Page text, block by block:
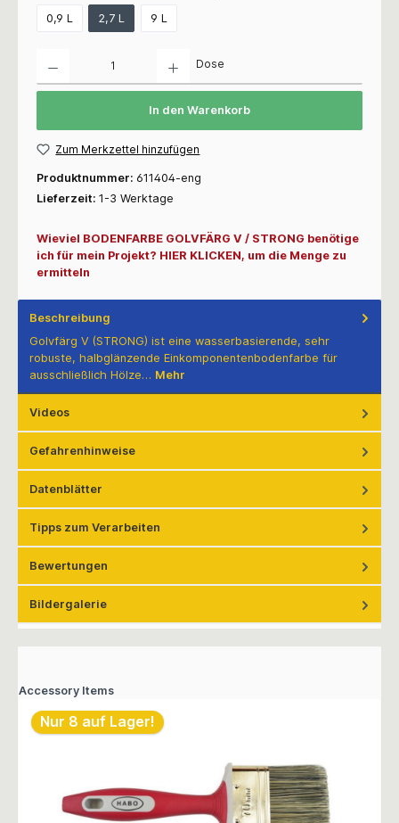
0,9 L 2,7 L 9 L
Dose
In den Warenkorb
Zum Merkzettel hinzufügen
Produktnummer: 611404-eng
Lieferzeit: 1-3 Werktage
Wieviel BODENFARBE GOLVFÄRG V / STRONG benötige
ich für mein Projekt? HIER KLICKEN, um die Menge zu
ermitteln
Beschreibung
Golvfärg V (STRONG) ist eine wasserbasierende, sehr
robuste, halbglänzende Einkomponentenbodenfarbe für
ausschließlich Hölze… Mehr
Videos
Gefahrenhinweise
Datenblätter
Tipps zum Verarbeiten
Bewertungen
Bildergalerie
Accessory Items
Nur 8 auf Lager!